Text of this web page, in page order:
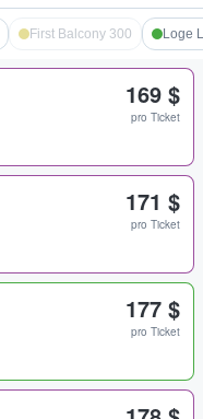
First Balcony 300 Loge
169 $
pro Ticket
171 $
pro Ticket
177 $
pro Ticket